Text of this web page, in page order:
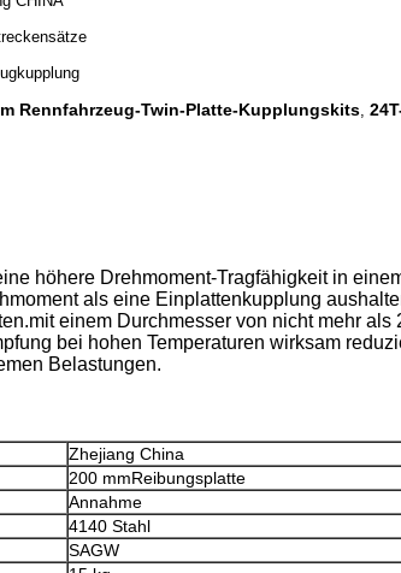
Rennfahrzeug-Twin-Platte-Kupplungskits,
höhere Drehmoment-Tragfähigkeit in
als eine Einplattenkupplung
einem Durchmesser von nicht mehr
bei hohen Temperaturen wirksam
Belastungen.
Zhejiang China
200 mmReibungsplatte
Annahme
4140 Stahl
SAGW